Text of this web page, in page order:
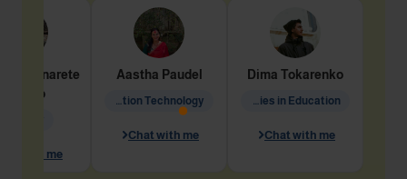
Dima Tokarenko
Academic Studies in Education
Chat with me
Aastha Paudel
Information Technology
Chat with me
Penarete
Vaquiro
with me